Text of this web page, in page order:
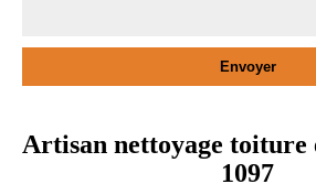
Artisan nettoyage toiture
1097